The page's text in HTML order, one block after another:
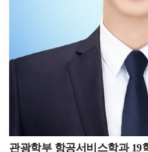
분야로의 취업이나 진학을 원
분들이 계시다면 한 번 도전해
같습니다. 태권도 산업에서는
꼭 염두하고 계셔야 된다고 말
전공보다 해외 활동이 많은 것
태권도 수요가 크다는 것을 알
다녀오신 분들은 아시겠지만
전문선수로서 수련했다는 부분
매력으로 다가간다는 것을 알
받으면서 외국어를 배우고 발전
이상 대한민국 국민이면 누구나
체력인증센터에서 서비스를 무
저는 체력측정사로 근무하기
선수단과 서울OO세상병원 스
트레이너 경험을 쌓았고, OO군
선수트레이너로 근무하기도 했
시간을 보내다 보니 운동에서
라는 생각을 하게 되었습니다.
것은 목적이라고 생각합니다.
해소시켜주는 취미, 건강을 관
관광학부 항공서비스학과 19